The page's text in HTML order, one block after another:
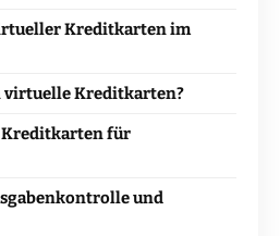
Kreditkarten im
Kreditkarten?
für
und